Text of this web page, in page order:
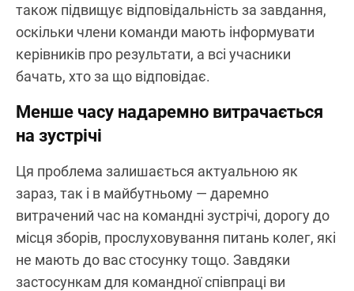
також підвищує відповідальність за завдання,
оскільки члени команди мають інформувати
керівників про результати, а всі учасники
бачать, хто за що відповідає.
Менше часу надаремно витрачається
на зустрічі
Ця проблема залишається актуальною як
зараз, так і в майбутньому — даремно
витрачений час на командні зустрічі, дорогу до
місця зборів, прослуховування питань колег, які
не мають до вас стосунку тощо. Завдяки
застосункам для командної співпраці ви